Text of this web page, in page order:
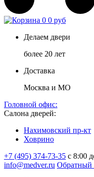
0 0 руб
Делаем двери
более 20 лет
Доставка
Москва и МО
Головной офис:
Салона дверей:
Нахимовский пр-кт
Ховрино
+7 (495) 374-73-35 с 8:00
info@medver.ru Обратный